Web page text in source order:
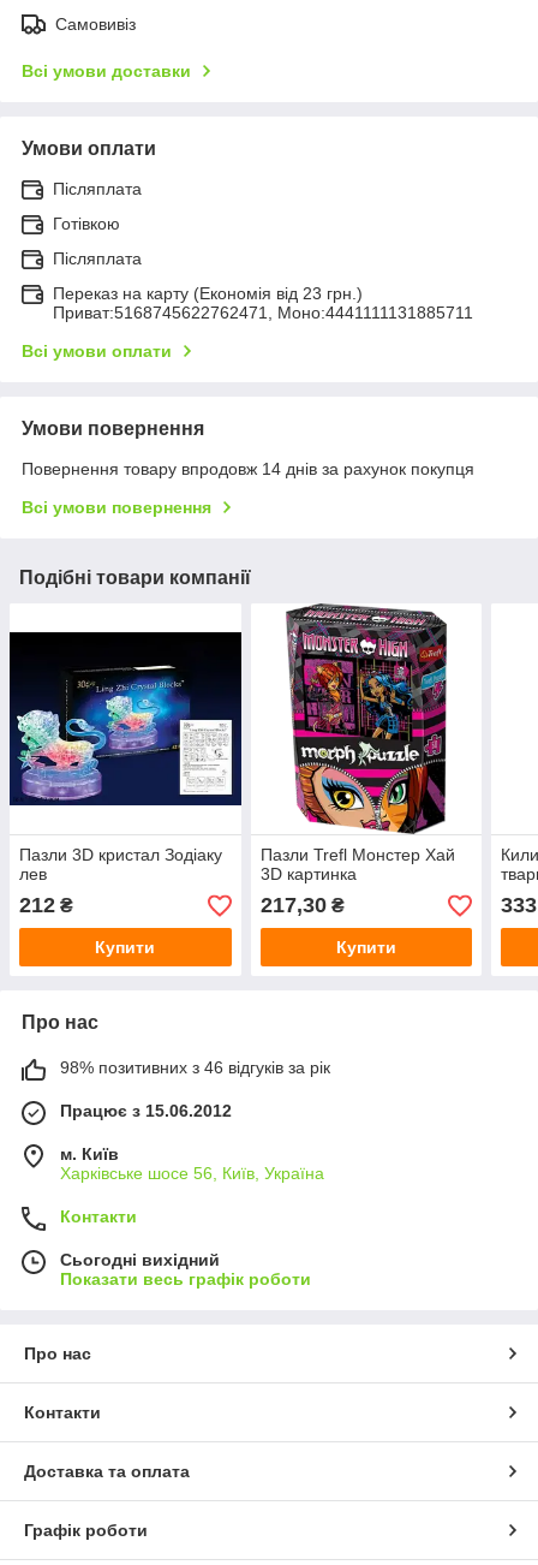
Самовивіз
Всі умови доставки
Умови оплати
Післяплата
Готівкою
Післяплата
Переказ на карту (Економія від 23 грн.)
Приват:5168745622762471, Моно:4441111131885711
Всі умови оплати
Умови повернення
Повернення товару впродовж 14 днів за рахунок покупця
Всі умови повернення
Подібні товари компанії
Пазли 3D кристал Зодіаку
лев
212 ₴
Купити
Пазли Trefl Монстер Хай
3D картинка
217,30₴
Купити
333
Про нас
98% позитивних з 46 відгуків за рік
Працює з 15.06.2012
м. Київ
Харківське шосе 56, Київ, Україна
Контакти
Сьогодні вихідний
Показати весь графік роботи
Про нас
Контакти
Доставка та оплата
Графік роботи